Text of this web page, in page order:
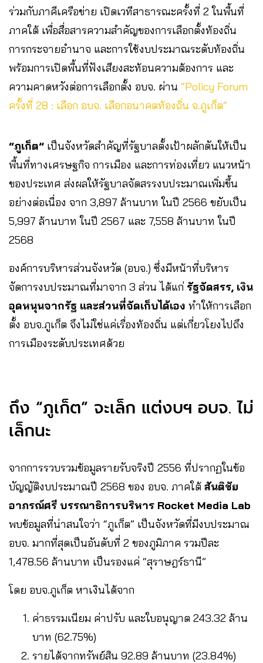
ร่วมกับภาคีเครือข่าย เปิดเวทีสาธารณะครั้งที่ 2 ในพื้นที่
ภาคใต้ เพื่อสื่อสารความสำคัญของการเลือกตั้งท้องถิ่น
การกระจายอำนาจ และการใช้งบประมาณระดับท้องถิ่น
พร้อมการเปิดพื้นที่ฟังเสียงสะท้อนความต้องการ และ
ความคาดหวังต่อการเลือกตั้ง อบจ. ผ่าน “Policy Forum
ครั้งที่ 28 : เลือก อบจ. เลือกอนาคตท้องถิ่น จ.ภูเก็ต”
“ภูเก็ต” เป็นจังหวัดสำคัญที่รัฐบาลตั้งเป้าผลักดันให้เป็น
พื้นที่ทางเศรษฐกิจ การเมือง และการท่องเที่ยว แนวหน้า
ของประเทศ ส่งผลให้รัฐบาลจัดสรรงบประมาณเพิ่มขึ้น
อย่างต่อเนื่อง จาก 3,897 ล้านบาท ในปี 2566 ขยับเป็น
5,997 ล้านบาท ในปี 2567 และ 7,558 ล้านบาท ในปี
2568
องค์การบริหารส่วนจังหวัด (อบจ.) ซึ่งมีหน้าที่บริหาร
จัดการงบประมาณที่มาจาก 3 ส่วน ได้แก่ รัฐจัดสรร, เงิน
อุดหนุนจากรัฐ และส่วนที่จัดเก็บได้เอง ทำให้การเลือก
ตั้ง อบจ.ภูเก็ต จึงไม่ใช่แค่เรื่องท้องถิ่น แต่เกี่ยวโยงไปถึง
การเมืองระดับประเทศด้วย
ถึง “ภูเก็ต” จะเล็ก แต่งบฯ อบจ. ไม่
เล็กนะ
จากการรวบรวมข้อมูลรายรับจริงปี 2556 ที่ปรากฏในข้อ
บัญญัติงบประมาณปี 2568 ของ อบจ. ภาคใต้ สันติชัย
อาภรณ์ศรี บรรณาธิการบริหาร Rocket Media Lab
พบข้อมูลที่น่าสนใจว่า “ภูเก็ต” เป็นจังหวัดที่มีงบประมาณ
อบจ. มากที่สุดเป็นอันดับที่ 2 ของภูมิภาค รวมปีละ
1,478.56 ล้านบาท เป็นรองแค่ “สุราษฎร์ธานี”
โดย อบจ.ภูเก็ต หาเงินได้จาก
ค่าธรรมเนียม ค่าปรับ และใบอนุญาต 243.32 ล้าน
บาท (62.75%)
รายได้จากทรัพย์สิน 92.89 ล้านบาท (23.84%)